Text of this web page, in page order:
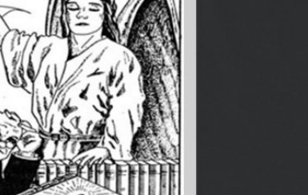
LITERATURE